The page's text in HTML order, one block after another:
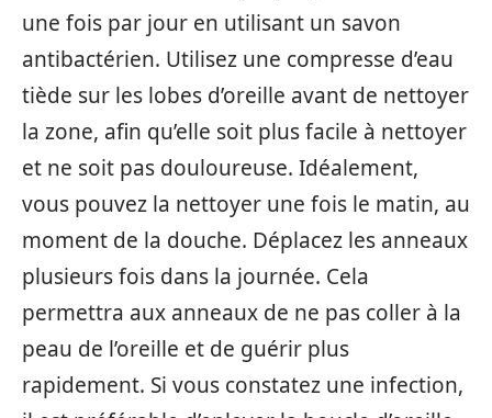
une fois par jour en utilisant un savon
antibactérien. Utilisez une compresse d’eau
tiède sur les lobes d’oreille avant de nettoyer
la zone, afin qu’elle soit plus facile à nettoyer
et ne soit pas douloureuse. Idéalement,
vous pouvez la nettoyer une fois le matin, au
moment de la douche. Déplacez les anneaux
plusieurs fois dans la journée. Cela
permettra aux anneaux de ne pas coller à la
peau de l’oreille et de guérir plus
rapidement. Si vous constatez une infection,